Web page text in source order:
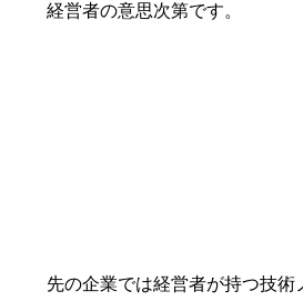
経営者の意思次第です。
先の企業では経営者が持つ技術